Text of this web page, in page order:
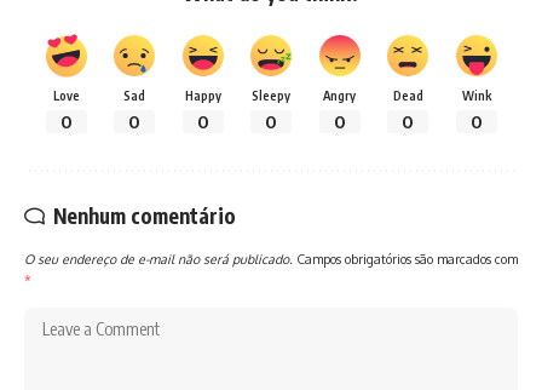
Love
0
Sad
0
Happy
0
Sleepy
0
Angry
0
Dead
0
Wink
0
Nenhum comentário
O seu endereço de e-mail não será publicado. Campos obrigatórios são marcados com
*